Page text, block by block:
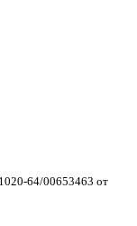
64/00653463 от